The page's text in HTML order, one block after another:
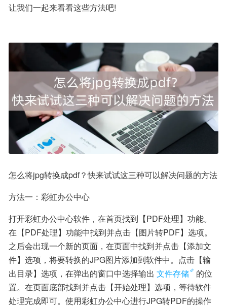
让我们一起来看看这些方法吧!
怎么将jpg转换成pdf？快来试试这三种可以解决问题的方法
方法一：彩虹办公中心
打开彩虹办公中心软件，在首页找到【PDF处理】功能。
在【PDF处理】功能中找到并点击【图片转PDF】选项。
之后会出现一个新的页面，在页面中找到并点击【添加文
件】选项，将要转换的JPG图片添加到软件中。点击【输
出目录】选项，在弹出的窗口中选择输出 文件存储
的位
置。在页面底部找到并点击【开始处理】选项，等待软件
处理完成即可。使用彩虹办公中心进行JPG转PDF的操作